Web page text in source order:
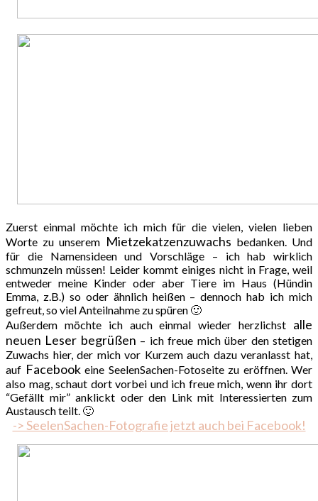
Zuerst einmal möchte ich mich für die vielen, vielen lieben
Worte zu unserem Mietzekatzenzuwachs bedanken. Und
für die Namensideen und Vorschläge – ich hab wirklich
schmunzeln müssen! Leider kommt einiges nicht in Frage, weil
entweder meine Kinder oder aber Tiere im Haus (Hündin
Emma, z.B.) so oder ähnlich heißen – dennoch hab ich mich
gefreut, so viel Anteilnahme zu spüren 🙂
Außerdem möchte ich auch einmal wieder herzlichst alle
neuen Leser begrüßen – ich freue mich über den stetigen
Zuwachs hier, der mich vor Kurzem auch dazu veranlasst hat,
auf Facebook eine SeelenSachen-Fotoseite zu eröffnen. Wer
also mag, schaut dort vorbei und ich freue mich, wenn ihr dort
“Gefällt mir” anklickt oder den Link mit Interessierten zum
Austausch teilt. 🙂
-> SeelenSachen-Fotografie jetzt auch bei Facebook!